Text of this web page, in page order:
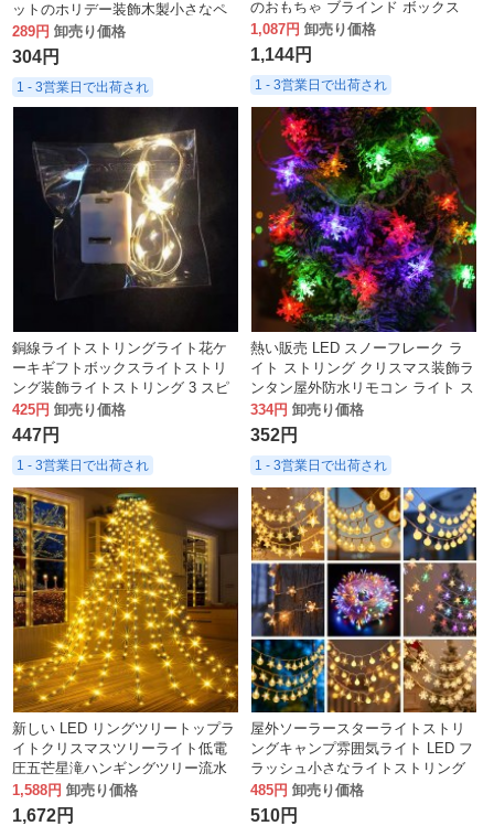
ットのホリデー装飾木製小さなペ
ンダント
289円 卸売り価格
304円
1 - 3営業日で出荷され
のおもちゃ ブラインド ボックス
24 グリッド クリエイティブ おも
ちゃ アヒル タイプ A
1,087円 卸売り価格
1,144円
1 - 3営業日で出荷され
銅線ライトストリングライト花ケ
ーキギフトボックスライトストリ
ング装飾ライトストリング 3 スピ
ード点滅ライトスターライト
425円 卸売り価格
447円
1 - 3営業日で出荷され
熱い販売 LED スノーフレーク ラ
イト ストリング クリスマス装飾ラ
ンタン屋外防水リモコン ライト ス
トリング
334円 卸売り価格
352円
1 - 3営業日で出荷され
新しい LED リングツリートップラ
イトクリスマスツリーライト低電
圧五芒星滝ハンギングツリー流水
クリスマス LED ストリングライト
1,588円 卸売り価格
1,672円
屋外ソーラースターライトストリ
ングキャンプ雰囲気ライト LED フ
ラッシュ小さなライトストリング
クリスマス装飾スノーフレークラ
イトストリング
485円 卸売り価格
510円